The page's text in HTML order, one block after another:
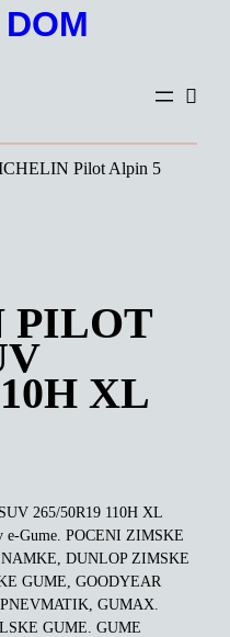
Pilot Alpin 5
PILOT
XL
265/50R19 110H XL
e-Gume. POCENI ZIMSKE
DUNLOP ZIMSKE
GUME, GOODYEAR
GUMAX.
GUME. GUME